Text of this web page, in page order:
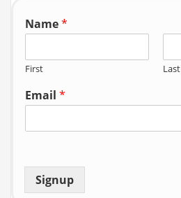
Name*
First Last
Email *
Signup